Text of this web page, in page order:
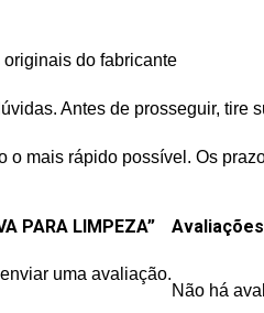
do fabricante
Antes de prosseguir, tire
o mais rápido possível. Os
Avaliações
Não há
PARA LIMPEZA”
uma avaliação.